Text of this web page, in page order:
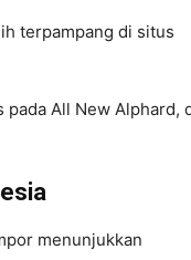
terpampang di situs
All New Alphard,
menunjukkan